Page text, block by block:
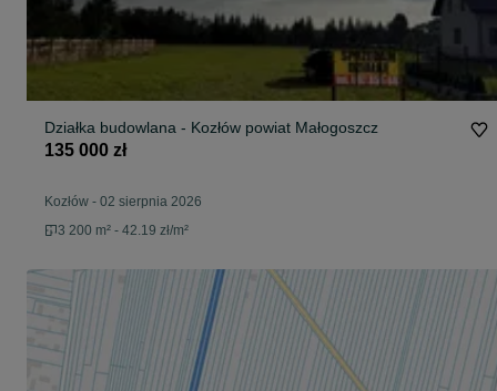
Działka budowlana - Kozłów powiat Małogoszcz
135 000 zł
Kozłów - 02 sierpnia 2026
3 200 m² - 42.19 zł/m²